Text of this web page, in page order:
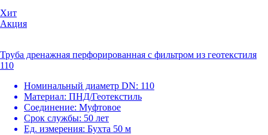
Хит
Акция
Труба дренажная перфорированная с фильтром из геотекстиля
110
Номинальный диаметр DN: 110
Материал: ПНД/Геотекстиль
Соединение: Муфтовое
Срок службы: 50 лет
Ед. измерения: Бухта 50 м